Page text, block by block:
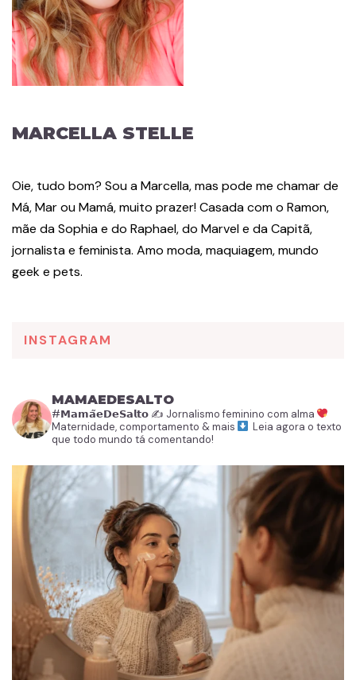
MARCELLA STELLE
Oie, tudo bom? Sou a Marcella, mas pode me chamar de
Má, Mar ou Mamá, muito prazer! Casada com o Ramon,
mãe da Sophia e do Raphael, do Marvel e da Capitã,
jornalista e feminista. Amo moda, maquiagem, mundo
geek e pets.
INSTAGRAM
MAMAEDESALTO
#𝗠𝗮𝗺𝗮̃𝗲𝗗𝗲𝗦𝗮𝗹𝘁𝗼 ✍️ Jornalismo feminino com alma
Maternidade, comportamento & mais
Leia agora o texto
que todo mundo tá comentando!